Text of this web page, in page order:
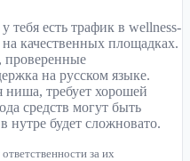
тебя есть трафик в wellness-
качественных площадках.
на русском языке.
требует хорошей
средств могут быть
будет сложновато.
за их